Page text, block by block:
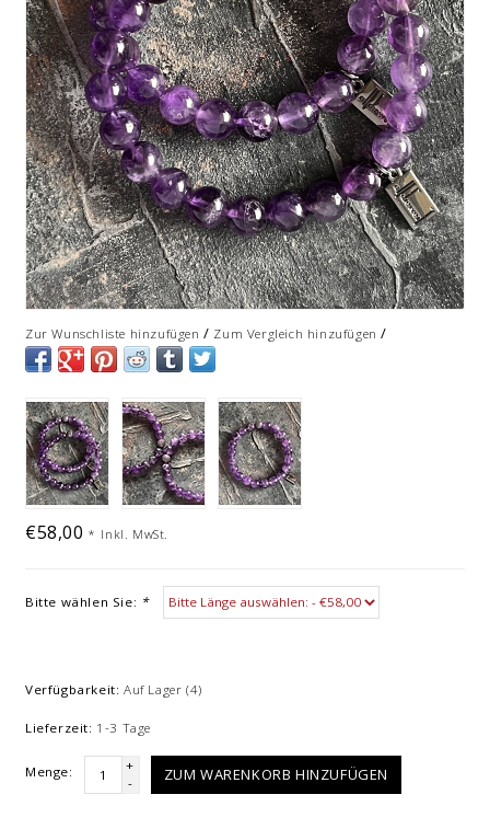
Zur Wunschliste hinzufügen / Zum Vergleich hinzufügen /
€58,00* Inkl. MwSt.
Bitte wählen Sie: *
Verfügbarkeit: Auf Lager(4)
Lieferzeit: 1-3 Tage
Menge:
+
-
ZUM WARENKORB HINZUFÜGEN